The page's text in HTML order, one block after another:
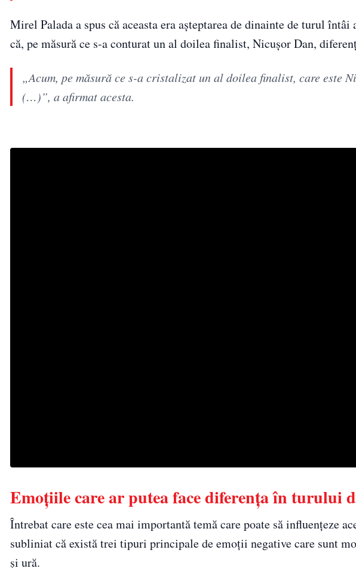
Mirel Palada a spus că aceasta era așteptarea de dinainte de turul
că, pe măsură ce s-a conturat un al doilea finalist, Nicușor Dan,
„Acum, pe măsură ce s-a cristalizat un al doilea finalist, care este
(…)”, a afirmat acesta.
Emoțiile care ar putea face diferența în turului
Întrebat care este cea mai importantă temă care poate să influențeze
subliniat că există trei tipuri principale de emoții negative care sunt
și ură.